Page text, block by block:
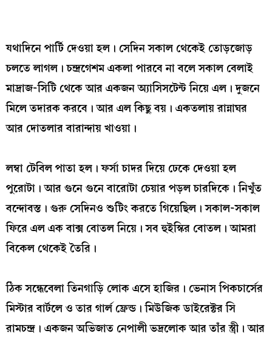
যথাদিনে পার্টি দেওয়া হল। সেদিন সকাল থেকেই তোড়জোড়
চলতে লাগল। চন্দ্রগেশম একলা পারবে না বলে সকাল বেলাই
মাদ্রাজ-সিটি থেকে আর একজন অ্যাসিসটেন্ট নিয়ে এল। দুজনে
মিলে তদারক করবে। আর এল কিছু বয়। একতলায় রান্নাঘর
আর দোতলার বারান্দায় খাওয়া।
লম্বা টেবিল পাতা হল। ফর্সা চাদর দিয়ে ঢেকে দেওয়া হল
পুরোটা। আর গুনে গুনে বারোটা চেয়ার পড়ল চারদিকে। নিখুঁত
বন্দোবস্ত। গুরু সেদিনও শুটিং করতে গিয়েছিল। সকাল-সকাল
ফিরে এল এক বাক্স বোতল নিয়ে। সব হুইস্কির বোতল। আমরা
বিকেল থেকেই তৈরি।
ঠিক সন্ধেবেলা তিনগাড়ি লোক এসে হাজির। ভেনাস পিকচার্সের
মিস্টার বার্টলে ও তার গার্ল ফ্রেন্ড। মিউজিক ডাইরেক্টর সি
রামচন্দ্র। একজন অভিজাত নেপালী ভদ্রলোক আর তাঁর স্ত্রী। আর